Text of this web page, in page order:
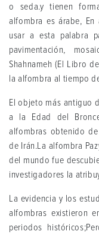
o seda.y tienen
alfombra es árabe,
usar a esta palabra
pavimentación,
Shahnameh (El Libro
la alfombra al tiempo
El objeto más antiguo
a la Edad del
alfombras obtenido
de Irán.La alfombra
del mundo fue
investigadores la
La evidencia y los
alfombras existieron
periodos